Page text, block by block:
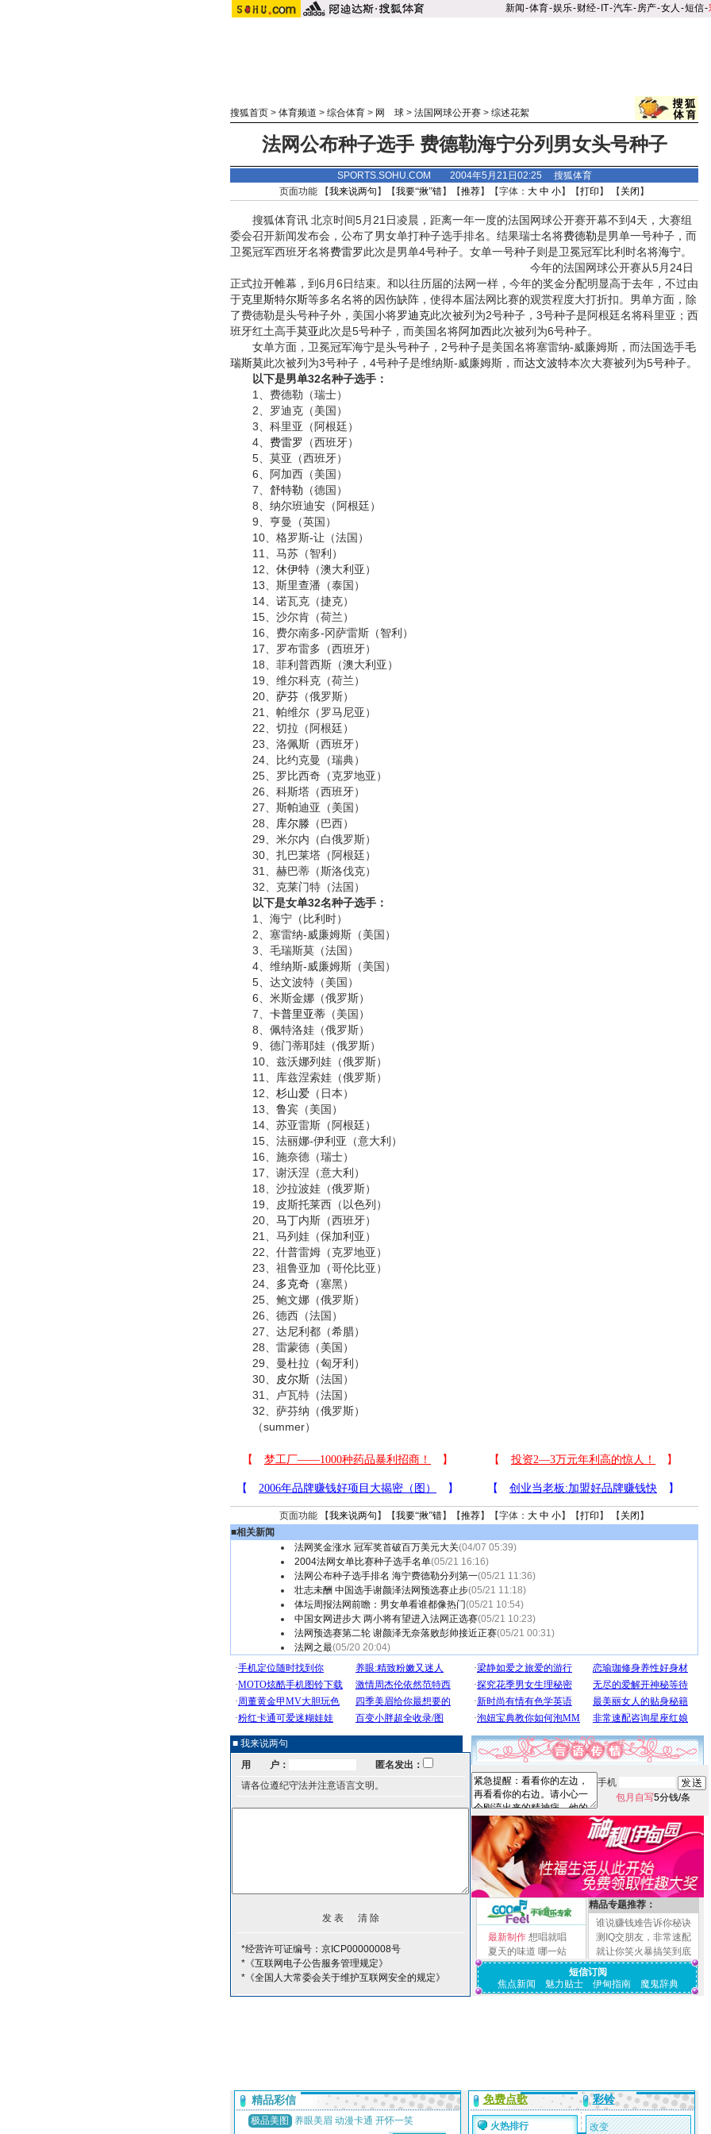
新闻-体育-娱乐-财经- IT-汽车-房产-女人 -短信-
搜狐首页 > 体育频道 > 综合体育 > 网 球 > 法国网球公开赛 > 综述花絮
法网公布种子选手 费德勒海宁分列男女头号种子
SPORTS.SOHU.COM 2004年5月21日02:25 搜狐体育
页面功能 【我来说两句 】【我要“揪”错】【推荐】【字体： 大 中 小】【打印 】 【 关闭 】
搜狐体育讯 北京时间5月21日凌晨，距离一年一度的法国网球公开赛开幕不到4天，大赛组
委会召开新闻发布会，公布了男女单打种子选手排名。结果瑞士名将费德勒是男单一号种子，而
卫冕冠军西班牙名将费雷罗此次是男单4号种子。女单一号种子则是卫冕冠军比利时名将海宁。
今年的法国网球公开赛从5月24日
正式拉开帷幕，到6月6日结束。和以往历届的法网一样，今年的奖金分配明显高于去年，不过由
于克里斯特尔斯等多名名将的因伤缺阵，使得本届法网比赛的观赏程度大打折扣。男单方面，除
了费德勒是头号种子外，美国小将罗迪克此次被列为2号种子，3号种子是阿根廷名将科里亚；西
班牙红土高手莫亚此次是5号种子，而美国名将阿加西此次被列为6号种子。
女单方面，卫冕冠军海宁是头号种子，2号种子是美国名将塞雷纳-威廉姆斯，而法国选手毛
瑞斯莫此次被列为3号种子，4号种子是维纳斯-威廉姆斯，而达文波特本次大赛被列为5号种子。
以下是男单32名种子选手：
1、费德勒（瑞士）
2、罗迪克（美国）
3、科里亚（阿根廷）
4、 费雷罗 （西班牙）
5、莫亚（西班牙）
6、阿加西（美国）
7、 舒特勒 （德国）
8、纳尔班迪安（阿根廷）
9、亨曼（英国）
10、格罗斯-让（法国）
11、马苏（智利）
12、 休伊特 （澳大利亚）
13、斯里查潘（泰国）
14、诺瓦克（捷克）
15、沙尔肯（荷兰）
16、费尔南多-冈萨雷斯（智利）
17、罗布雷多（西班牙）
18、菲利普西斯（澳大利亚）
19、维尔科克（荷兰）
20、 萨芬 （俄罗斯）
21、帕维尔（罗马尼亚）
22、切拉（阿根廷）
23、洛佩斯（西班牙）
24、比约克曼（瑞典）
25、罗比西奇（克罗地亚）
26、科斯塔（西班牙）
27、斯帕迪亚（美国）
28、
库尔滕 （巴西）
29、米尔内（白俄罗斯）
30、扎巴莱塔（阿根廷）
31、赫巴蒂（斯洛伐克）
32、克莱门特（法国）
以下是女单32名种子选手：
1、海宁（比利时）
2、塞雷纳-威廉姆斯（美国）
3、毛瑞斯莫（法国）
4、维纳斯-威廉姆斯（美国）
5、达文波特（美国）
6、米斯金娜（俄罗斯）
7、 卡普里亚蒂 （美国）
8、佩特洛娃（俄罗斯）
9、德门蒂耶娃（俄罗斯）
10、兹沃娜列娃（俄罗斯）
11、库兹涅索娃（俄罗斯）
12、 杉山爱 （日本）
13、 鲁宾 （美国）
14、苏亚雷斯（阿根廷）
15、法丽娜-伊利亚（意大利）
16、施奈德（瑞士）
17、谢沃涅（意大利）
18、沙拉波娃（俄罗斯）
19、皮斯托莱西（以色列）
20、 马丁内斯（西班牙）
21、马列娃（保加利亚）
22、什普雷姆（克罗地亚）
23、祖鲁亚加（哥伦比亚）
24、 多克奇 （塞黑）
25、鲍文娜（俄罗斯）
26、德西（法国）
27、达尼利都（希腊）
28、雷蒙德（美国）
29、曼杜拉（匈牙利）
30、
皮尔斯 （法国）
31、卢瓦特（法国）
32、萨芬纳（俄罗斯）
（summer）
页面功能 【我来说两句 】【我要“揪”错】【推荐】【字体： 大 中 小】【打印 】 【 关闭 】
■相关新闻
法网奖金涨水 冠军奖首破百万美元大关(04/07 05:39)
2004法网女单比赛种子选手名单(05/21 16:16)
法网公布种子选手排名 海宁费德勒分列第一(05/21 11:36)
壮志未酬 中国选手谢颜泽法网预选赛止步(05/21 11:18)
体坛周报法网前瞻：男女单看谁都像热门(05/21 10:54)
中国女网进步大 两小将有望进入法网正选赛(05/21 10:23)
法网预选赛第二轮 谢颜泽无奈落败彭帅接近正赛(05/21 00:31)
法网之最(05/20 20:04)
■ 我来说两句
用 户：
匿名发出：
请各位遵纪守法并注意语言文明。
*经营许可证编号：京ICP00000008号
*《互联网电子公告服务管理规定》
*《全国人大常委会关于维护互联网安全的规定》
手机
包月自写5分钱/条
最新制作 想唱就唱
夏天的味道 哪一站
精品专题推荐：
谁说赚钱难告诉你秘诀
测IQ交朋友，非常速配
就让你笑火暴搞笑到底
短信订阅
焦点新闻
魅力贴士 伊甸指南 魔鬼辞典